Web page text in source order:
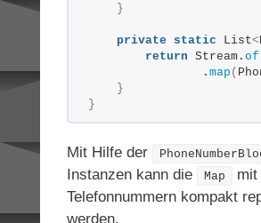
}
private static List<
return Stream. of
                .
map (
}
}
Mit Hilfe der
Instanzen kann die Map
mit
Telefonnummern kompakt
werden.